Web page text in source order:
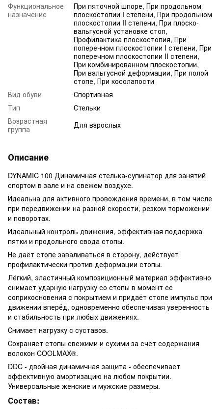
Функциональное
назначение
При пяточной шпоре, При продольном
плоскостопии I степени, При продольном
плоскостопии II степени, При плоско-
вальгусной установке стоп,
Профилактика плоскостопия, При
поперечном плоскостопии I степени, При
поперечном плоскостопии II степени,
При комбинированном плоскостопии,
При вальгусной деформации, При полой
стопе, При косолапости
Вид обуви
Спортивная
Тип
Стельки
Возрастная
группа
Для взрослых
Описание
DYNAMIC 100 Динамичная стелька-супинатор для занятий
спортом в зале и на свежем воздухе.
Идеальна для активного провождения времени, в том числе
при передвижении на разной скорости, резком торможении
и поворотах.
Идеальный контроль движения, эффективная поддержка
пятки и продольного свода стопы.
Не даёт стопе заваливаться в сторону, действует
профилактически против деформации стопы.
Лёгкий, эластичный композиционный материал эффективно
снимает ударную нагрузку со стопы в момент её
соприкосновения с покрытием и придаёт стопе импульс при
движении вперёд, одновременно обеспечивая уверенность
и стабильность при любых движениях.
Снимает нагрузку с суставов.
Сохраняет стопы свежими и сухими за счёт содержания
волокон COOLMAX®.
DDC - двойная динамичная защита - обеспечивает
эффективную амортизацию на любом покрытии.
Универсальные женские и мужские размеры.
Состав: